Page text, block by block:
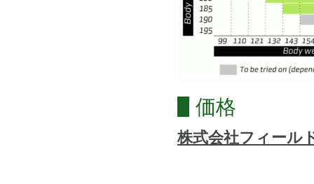
価格
株式会社フィール